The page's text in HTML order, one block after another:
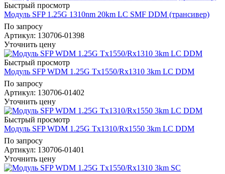
Быстрый просмотр
Модуль SFP 1.25G 1310nm 20km LC SMF DDM (трансивер)
По запросу
Артикул: 130706-01398
Уточнить цену
Быстрый просмотр
Модуль SFP WDM 1.25G Tx1550/Rx1310 3km LC DDM
По запросу
Артикул: 130706-01402
Уточнить цену
Быстрый просмотр
Модуль SFP WDM 1.25G Tx1310/Rx1550 3km LC DDM
По запросу
Артикул: 130706-01401
Уточнить цену